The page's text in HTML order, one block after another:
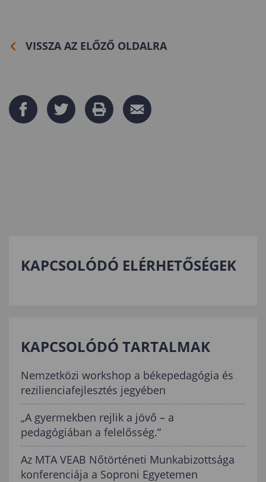
VISSZA AZ ELŐZŐ OLDALRA
KAPCSOLÓDÓ ELÉRHETŐSÉGEK
KAPCSOLÓDÓ TARTALMAK
Nemzetközi workshop a békepedagógia és
rezilienciafejlesztés jegyében
„A gyermekben rejlik a jövő – a
pedagógiában a felelősség.”
Az MTA VEAB Nőtörténeti Munkabizottsága
konferenciája a Soproni Egyetemen